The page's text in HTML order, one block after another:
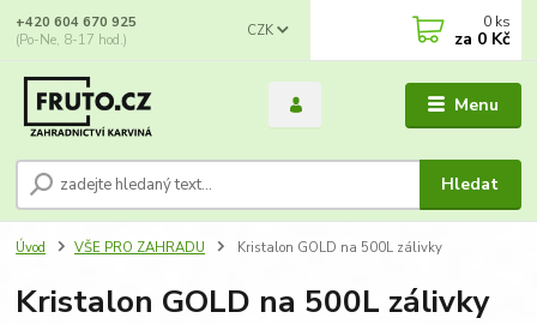
Menu
CZK
Hledat
+420 604 670 925
(Po-Ne, 8-17 hod.)
0 ks
za 0 Kč
Úvod VŠE PRO ZAHRADU Kristalon GOLD na 500L zálivky
Kristalon GOLD na 500L zálivky